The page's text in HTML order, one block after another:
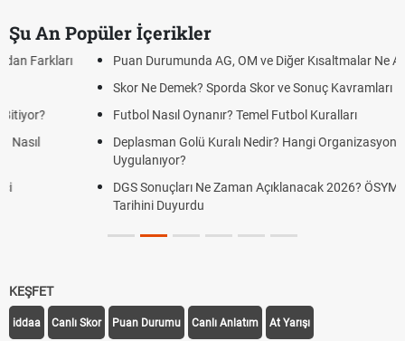
Şu An Popüler İçerikler
Puan Durumunda AG, OM ve Diğer Kısaltmalar Ne Anlama Gelir?
Skor Ne Demek? Sporda Skor ve Sonuç Kavramları
Futbol Nasıl Oynanır? Temel Futbol Kuralları
Deplasman Golü Kuralı Nedir? Hangi Organizasyonlarda
DGS Sonuçları Ne Zaman Açıklanacak 2026? ÖSYM Sonuç
Tarihini Duyurdu
KEŞFET
iddaa Canlı Skor Puan Durumu Canlı Anlatım At Yarışı